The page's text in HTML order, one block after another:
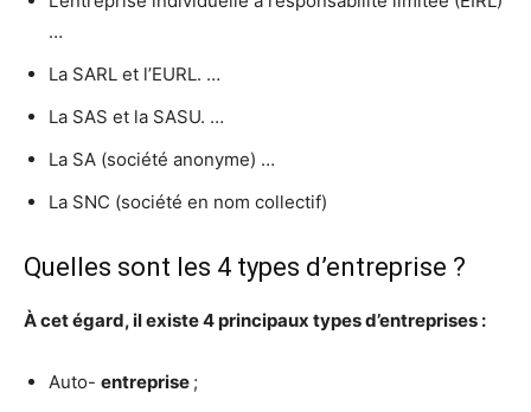
…
La SARL et l’EURL. …
La SAS et la SASU. …
La SA (société anonyme) …
La SNC (société en nom collectif)
Quelles sont les 4 types d’entreprise ?
À cet égard, il existe4principaux types d’entreprises :
Auto- entreprise ;